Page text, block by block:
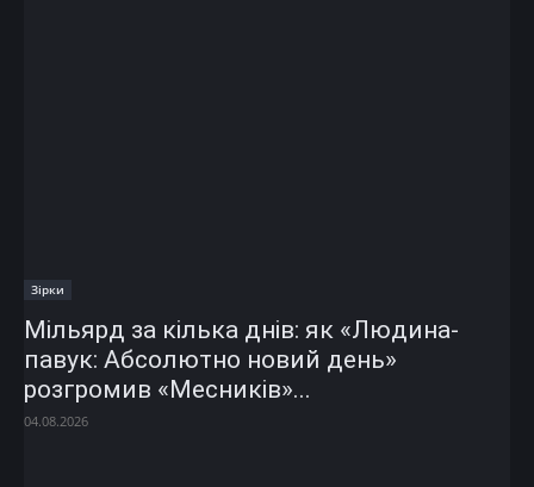
Зірки
Мільярд за кілька днів: як «Людина-
павук: Абсолютно новий день»
розгромив «Месників»...
04.08.2026